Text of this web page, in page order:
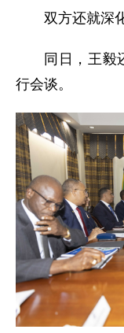
双方还就深
同日，王
行会谈。